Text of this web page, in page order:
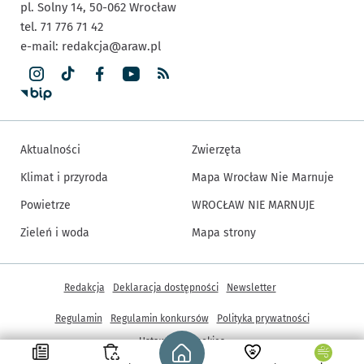
Strona główna - wroclaw.pl
pl. Solny 14, 50-062 Wrocław
tel. 71 776 71 42
e-mail: redakcja@araw.pl
Aktualności
Klimat i przyroda
Powietrze
Zieleń i woda
Zwierzęta
Mapa Wrocław Nie Marnuje
WROCŁAW NIE MARNUJE
Mapa strony
Inne informacje
Redakcja Deklaracja dostępności Newsletter
Regulamin Regulamin konkursów
Polityka prywatności
Ustawienia cookies